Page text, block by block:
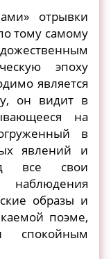
отрывки
тому самому
эпоху
является
он видит в
на
в
явлений и
все свои
образы и
поэме,
спокойным